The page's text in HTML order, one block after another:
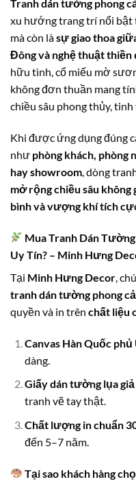
Tranh dán tường phong
xu hướng trang trí nổi
mà còn làsự giao thoa
Đông và nghệ thuật thiền
hữu tình, cổ miếu mờ
không đơn thuần mang
chiều sâu phong thủy,
Khi được ứng dụng đúng
như phòng khách, phòng
hay showroom, dòng
mở rộng chiều sâu
bình và vượng khí tích
Mua Tranh Dán
Uy Tín? – Minh Hưng
Tại Minh Hưng Decor,
tranh dán tường phong
quyền và in trên chất liệu
Canvas Hàn Quốc phủ
dàng.
Giấy dán tường lụa
tranh vẽ tay thật.
Chất lượng in chuẩn
đến 5–7 năm.
Tại sao khách hàng